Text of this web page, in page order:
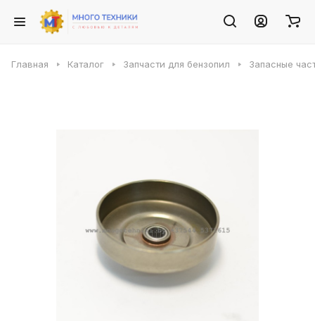
Главная Каталог Запчасти для бензопил Запасные